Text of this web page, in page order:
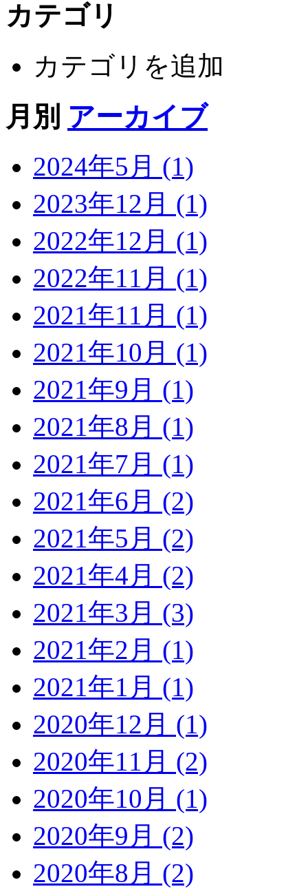
カテゴリ
カテゴリを追加
月別 アーカイブ
2024年5月 (1)
2023年12月 (1)
2022年12月 (1)
2022年11月 (1)
2021年11月 (1)
2021年10月 (1)
2021年9月 (1)
2021年8月 (1)
2021年7月 (1)
2021年6月 (2)
2021年5月 (2)
2021年4月 (2)
2021年3月 (3)
2021年2月 (1)
2021年1月 (1)
2020年12月 (1)
2020年11月 (2)
2020年10月 (1)
2020年9月 (2)
2020年8月 (2)